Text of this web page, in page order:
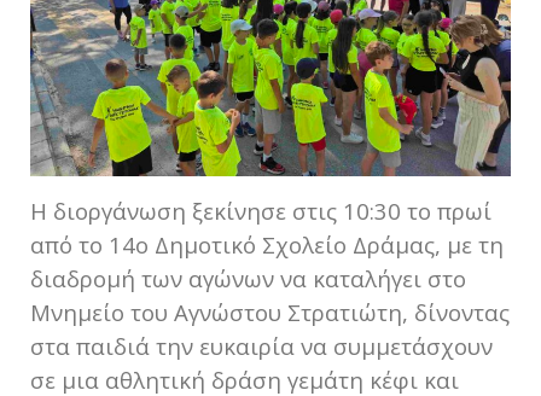
Η διοργάνωση ξεκίνησε στις 10:30 το πρωί
από το 14ο Δημοτικό Σχολείο Δράμας, με τη
διαδρομή των αγώνων να καταλήγει στο
Μνημείο του Αγνώστου Στρατιώτη, δίνοντας
στα παιδιά την ευκαιρία να συμμετάσχουν
σε μια αθλητική δράση γεμάτη κέφι και